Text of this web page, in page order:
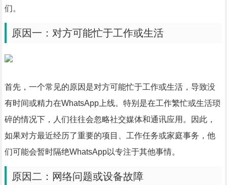
们。
原因一：对方可能忙于工作或生活
首先，一个常见的原因是对方可能忙于工作或生活，导致没
有时间或精力在WhatsApp上线。特别是在工作繁忙或生活琐
碎的情况下，人们往往会忽略社交媒体和通讯应用。因此，
如果对方最近经历了重要的项目、工作任务或家庭事务，他
们可能会暂时隔绝WhatsApp以专注于其他事情。
原因二：网络问题或设备故障